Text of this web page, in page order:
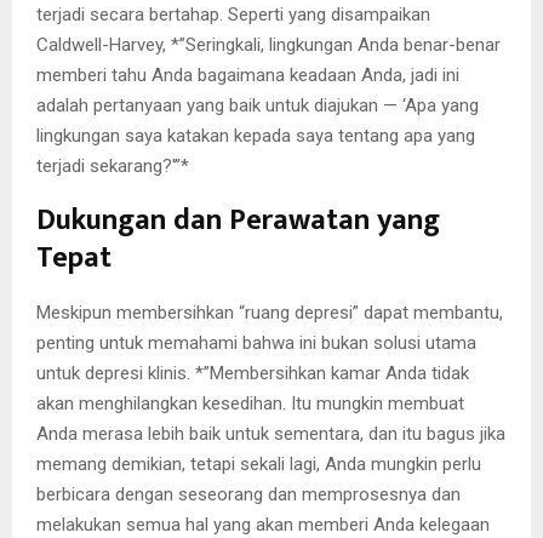
terjadi secara bertahap. Seperti yang disampaikan
Caldwell-Harvey, *”Seringkali, lingkungan Anda benar-benar
memberi tahu Anda bagaimana keadaan Anda, jadi ini
adalah pertanyaan yang baik untuk diajukan — ‘Apa yang
lingkungan saya katakan kepada saya tentang apa yang
terjadi sekarang?'”*
Dukungan dan Perawatan yang
Tepat
Meskipun membersihkan “ruang depresi” dapat membantu,
penting untuk memahami bahwa ini bukan solusi utama
untuk depresi klinis. *”Membersihkan kamar Anda tidak
akan menghilangkan kesedihan. Itu mungkin membuat
Anda merasa lebih baik untuk sementara, dan itu bagus jika
memang demikian, tetapi sekali lagi, Anda mungkin perlu
berbicara dengan seseorang dan memprosesnya dan
melakukan semua hal yang akan memberi Anda kelegaan